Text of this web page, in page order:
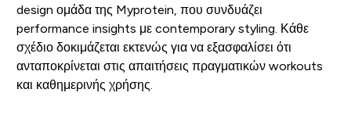
design ομάδα της Myprotein, που συνδυάζει
performance insights με contemporary styling. Κάθε
σχέδιο δοκιμάζεται εκτενώς για να εξασφαλίσει ότι
ανταποκρίνεται στις απαιτήσεις πραγματικών workouts
και καθημερινής χρήσης.